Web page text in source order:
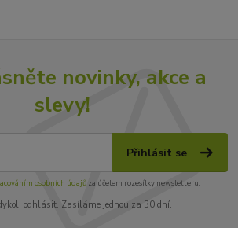
novinky, akce a
slevy!
Přihlásit se
osobních údajůza účelem rozesílky newsletteru.
odhlásit. Zasíláme jednou za 30 dní.